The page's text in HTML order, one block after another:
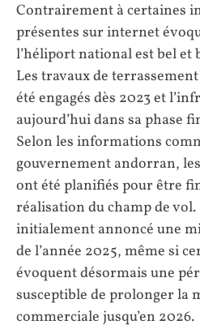
Contrairement à certaines
présentes sur internet
l’héliport national est bel et
Les travaux de
été engagés dès 2023 et
aujourd’hui dans sa phase
Selon les informations
gouvernement andorran,
ont été planifiés pour être
réalisation du champ de
initialement annoncé une
de l’année 2025, même si
évoquent désormais une
susceptible de prolonger la
commerciale jusqu’en 2026.